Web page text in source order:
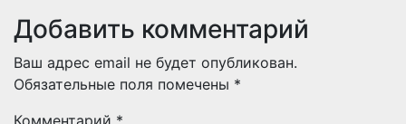
Добавить комментарий
Ваш адрес email не будет опубликован.
Обязательные поля помечены *
Комментарий *